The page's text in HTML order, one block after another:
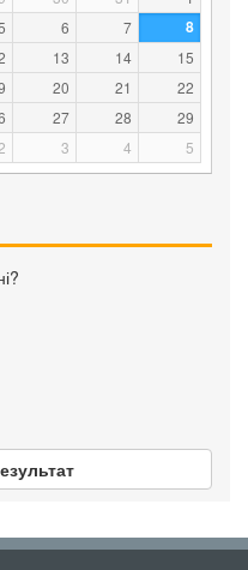
6 7 8
13 14
15
20 21
22
27 28
29
3 4 5